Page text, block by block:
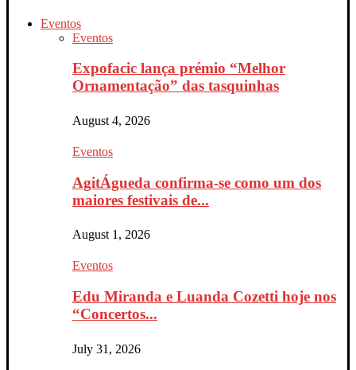
Eventos
Eventos
Expofacic lança prémio “Melhor
Ornamentação” das tasquinhas
August 4, 2026
Eventos
AgitÁgueda confirma-se como um dos
maiores festivais de...
August 1, 2026
Eventos
Edu Miranda e Luanda Cozetti hoje nos
“Concertos...
July 31, 2026